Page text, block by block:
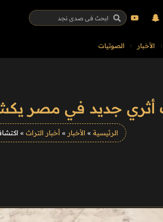
الأخبار الصوتيات
جديد في مصر يكشف
الرئيسية » الأخبار » أخبار التراث »